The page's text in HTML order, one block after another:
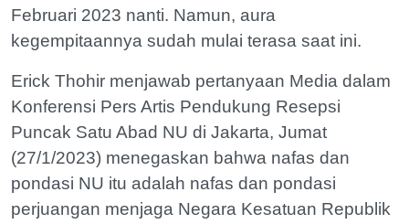
Februari 2023 nanti. Namun, aura
kegempitaannya sudah mulai terasa saat ini.
Erick Thohir menjawab pertanyaan Media dalam
Konferensi Pers Artis Pendukung Resepsi
Puncak Satu Abad NU di Jakarta, Jumat
(27/1/2023) menegaskan bahwa nafas dan
pondasi NU itu adalah nafas dan pondasi
perjuangan menjaga Negara Kesatuan Republik